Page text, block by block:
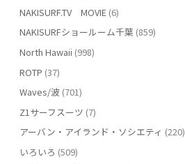
NAKISURF.TV MOVIE(6)
NAKISURFショールーム千葉 (859)
North Hawaii (998)
ROTP (37)
Waves/波(701)
Z1サーフスーツ (7)
アーバン・アイランド・ソシエティ (220)
いろいろ (509)